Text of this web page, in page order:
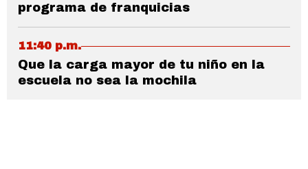
programa de franquicias
11:40 p.m.
Que la carga mayor de tu niño en la
escuela no sea la mochila